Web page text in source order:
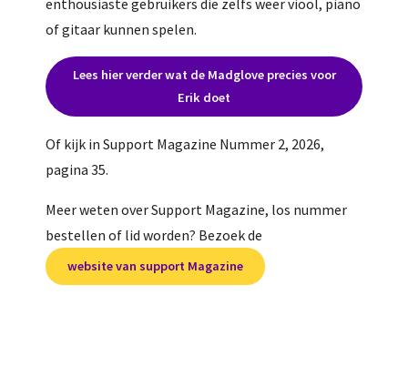
enthousiaste gebruikers die zelfs weer viool, piano
of gitaar kunnen spelen.
Lees hier verder wat de Madglove precies voor
Erik doet
Of kijk in Support Magazine Nummer 2, 2026,
pagina 35.
Meer weten over Support Magazine, los nummer
bestellen of lid worden? Bezoek de
website van support Magazine